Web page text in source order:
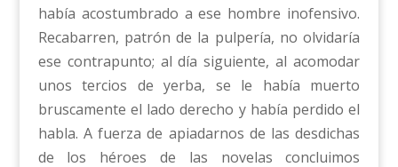
había acostumbrado a ese hombre inofensivo.
Recabarren, patrón de la pulpería, no olvidaría
ese contrapunto; al día siguiente, al acomodar
unos tercios de yerba, se le había muerto
bruscamente el lado derecho y había perdido el
habla. A fuerza de apiadarnos de las desdichas
de los héroes de las novelas concluimos